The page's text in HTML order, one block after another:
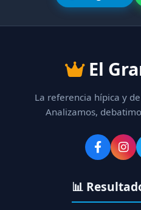
El
La referencia hípica y
Analizamos,
📊